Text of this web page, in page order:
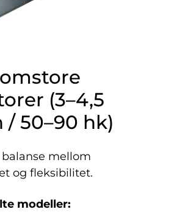
(3–4,5
/ 50–90 hk)
balanse mellom
og fleksibilitet.
modeller: